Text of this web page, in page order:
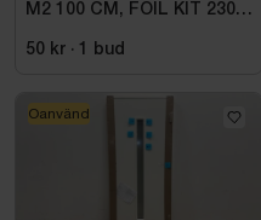
M2 100 CM, FOIL KIT 230
50 kr · 1 bud
Oanvänd